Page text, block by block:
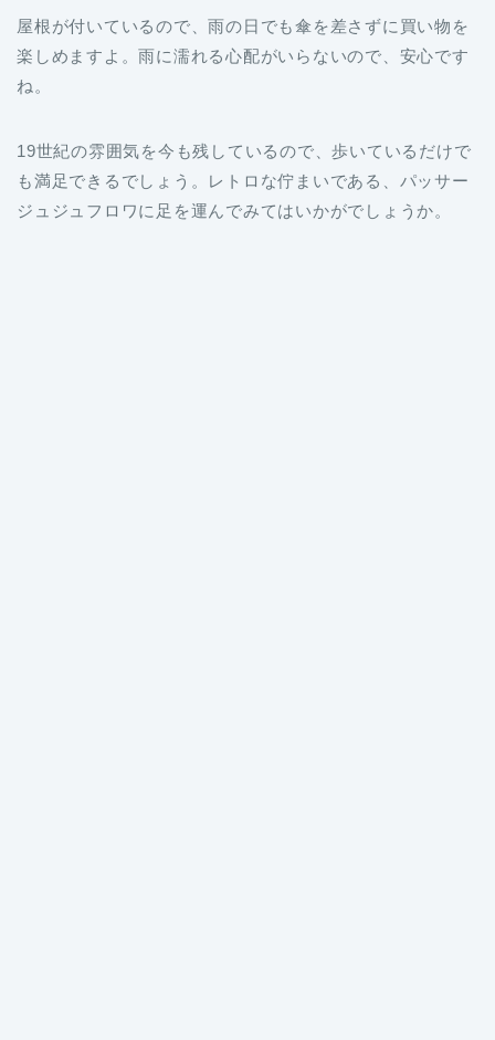
屋根が付いているので、雨の日でも傘を差さずに買い物を
楽しめますよ。雨に濡れる心配がいらないので、安心です
ね。
19世紀の雰囲気を今も残しているので、歩いているだけで
も満足できるでしょう。レトロな佇まいである、パッサー
ジュジュフロワに足を運んでみてはいかがでしょうか。